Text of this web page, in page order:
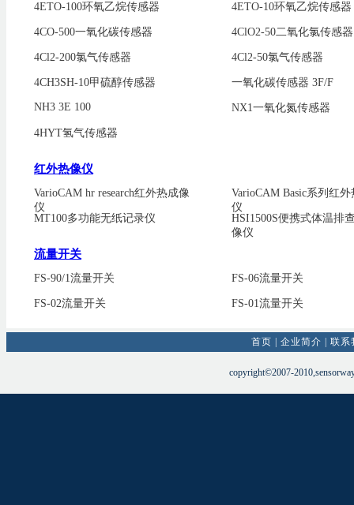
4ETO-100环氧乙烷传感器 4ETO-10环氧乙烷传感器
4CO-500一氧化碳传感器 4ClO2-50二氧化氯传感器
4Cl2-200氯气传感器 4Cl2-50氯气传感器
4CH3SH-10甲硫醇传感器 一氧化碳传感器 3F/F
NH3 3E 100 NX1一氧化氮传感器
4HYT氢气传感器
红外热像仪
VarioCAM hr research红外热成像
仪
VarioCAM Basic系列红
仪
MT100多功能无纸记录仪
HSI1500S便携式体温排
像仪
流量开关
FS-90/1流量开关 FS-06流量开关
FS-02流量开关 FS-01流量开关
首页 企业简介 联系
copyright©2007-